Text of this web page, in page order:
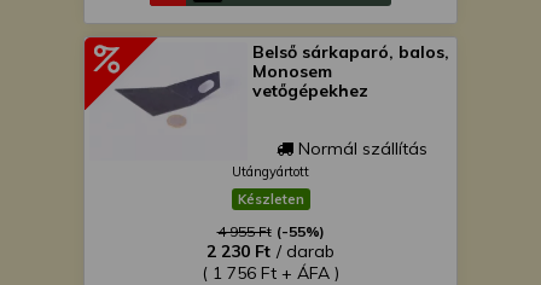
Belső sárkaparó, balos,
Monosem
vetőgépekhez
Normál szállítás
Utángyártott
Készleten
4 955 Ft (-55%)
2 230 Ft / darab
( 1 756 Ft + ÁFA )